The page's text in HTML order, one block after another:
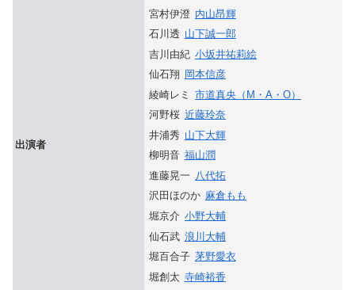
出演者
宮村伊澄 内山昂輝
石川透 山下誠一郎
吉川由紀 小坂井祐莉絵
仙石翔 岡本信彦
綾崎レミ
市道真央（M・A・O）
河野桜 近藤玲奈
井浦秀 山下大輝
柳明音 福山潤
進藤晃一 八代拓
沢田ほのか 麻倉もも
堀京介 小野大輔
仙石武 浪川大輔
堀百合子 茅野愛衣
堀創太 寺崎裕香